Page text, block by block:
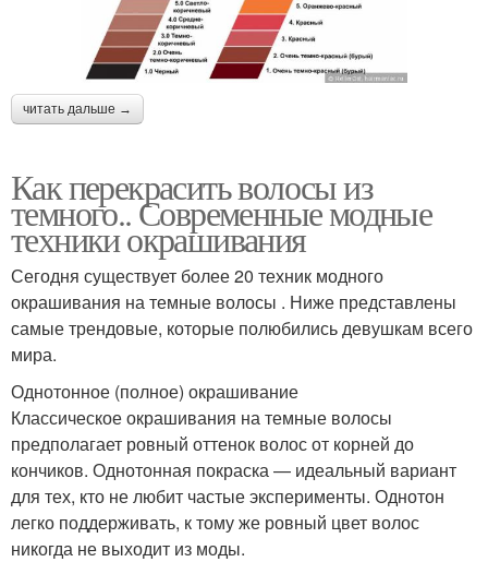
читать дальше →
Как перекрасить волосы из
темного.. Современные модные
техники окрашивания
Сегодня существует более 20 техник модного
окрашивания на темные волосы . Ниже представлены
самые трендовые, которые полюбились девушкам всего
мира.
Однотонное (полное) окрашивание
Классическое окрашивания на темные волосы
предполагает ровный оттенок волос от корней до
кончиков. Однотонная покраска — идеальный вариант
для тех, кто не любит частые эксперименты. Однотон
легко поддерживать, к тому же ровный цвет волос
никогда не выходит из моды.